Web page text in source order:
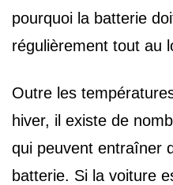
pourquoi la batterie
régulièrement tout au
Outre les
hiver, il existe de
qui peuvent entraîner
batterie. Si la voiture